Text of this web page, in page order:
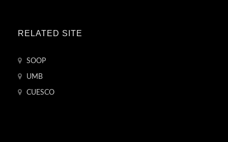
RELATED SITE
SOOP
UMB
CUESCO